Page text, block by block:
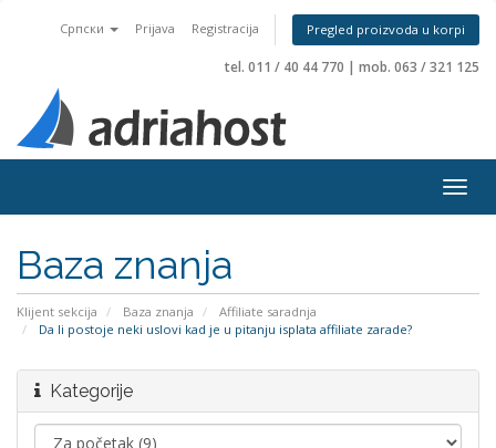
Српски Prijava Registracija Pregled proizvoda u korpi
tel. 011 / 40 44 770 | mob. 063 / 321 125
Baza znanja
Klijent sekcija Baza znanja
Affiliate saradnja
Da li postoje neki uslovi kad je u pitanju isplata affiliate zarade?
Kategorije